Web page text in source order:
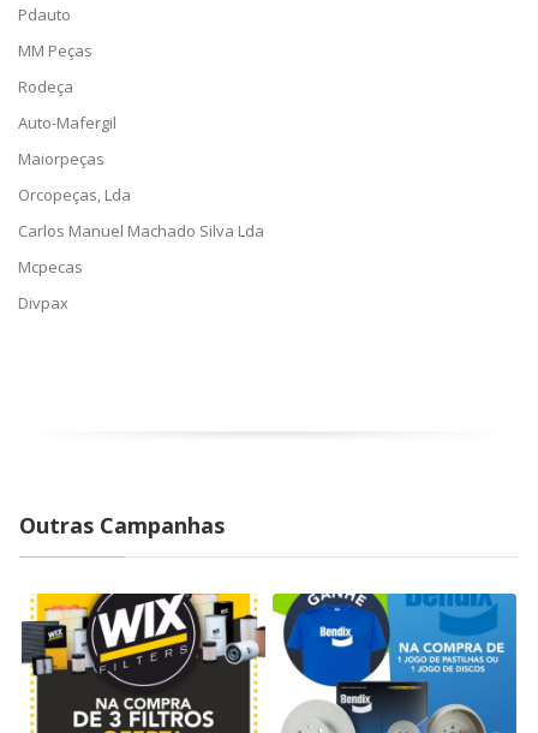
Pdauto
MM Peças
Rodeça
Auto-Mafergil
Maiorpeças
Orcopeças, Lda
Carlos Manuel Machado Silva Lda
Mcpecas
Divpax
Outras Campanhas